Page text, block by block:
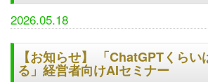
2026.05.18
【お知らせ】 「ChatGPTくら
る」経営者向けAIセミナー